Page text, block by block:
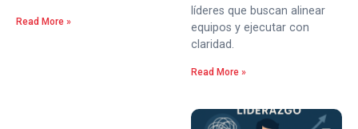
Read More »
líderes que buscan alinear
equipos y ejecutar con
claridad.
Read More »